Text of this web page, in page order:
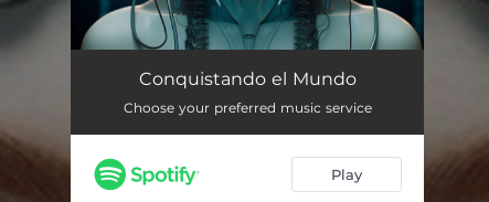
Asimilando la Liberta
Conquistando el Mundo 01:57
Destruyendo el Silencio 01:49
Conquistando el Mundo
Choose your preferred music service
Play